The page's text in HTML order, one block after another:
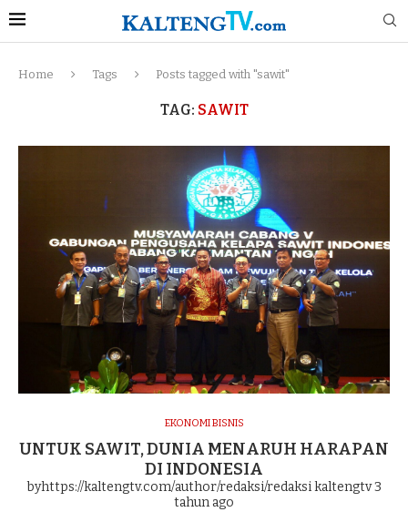
Home Tags Posts tagged with "sawit"
TAG: SAWIT
EKONOMI BISNIS
UNTUK SAWIT, DUNIA MENARUH HARAPAN
DI INDONESIA
byhttps://kaltengtv.com/author/redaksi/redaksi kaltengtv3
tahun ago